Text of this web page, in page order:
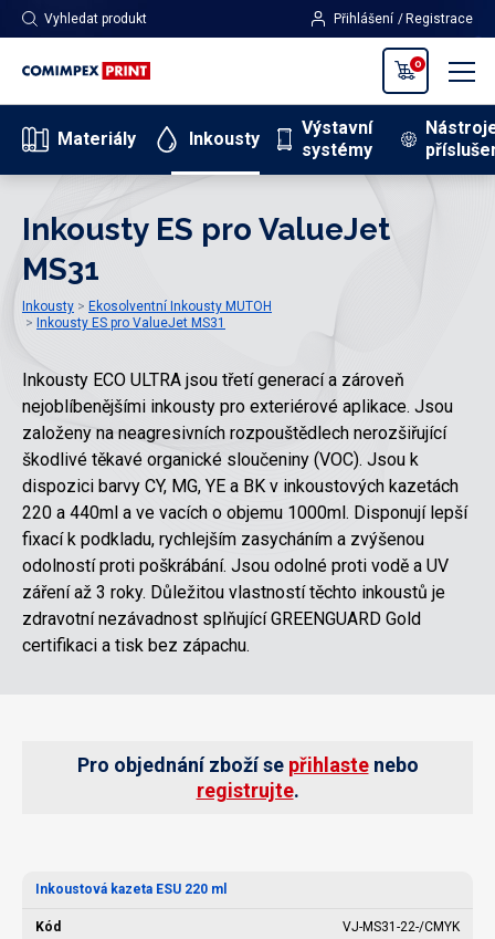
Vyhledat produkt Přihlášení Registrace
0
Materiály Inkousty
Výstavní
systémy
Inkousty ES pro ValueJet
MS31
Inkousty
Ekosolventní Inkousty MUTOH
Inkousty ES pro ValueJet MS31
Inkousty ECO ULTRA jsou třetí generací a zároveň
nejoblíbenějšími inkousty pro exteriérové aplikace. Jsou
založeny na neagresivních rozpouštědlech nerozšiřující
škodlivé těkavé organické sloučeniny (VOC). Jsou k
dispozici barvy CY, MG, YE a BK v inkoustových kazetách
220 a 440ml a ve vacích o objemu 1000ml. Disponují lepší
fixací k podkladu, rychlejším zasycháním a zvýšenou
odolností proti poškrábání. Jsou odolné proti vodě a UV
záření až 3 roky. Důležitou vlastností těchto inkoustů je
zdravotní nezávadnost splňující GREENGUARD Gold
certifikaci a tisk bez zápachu.
Pro objednání zboží se přihlastenebo
registrujte.
Inkoustová kazeta ESU 220 ml
VJ-MS31-22-/CMYK